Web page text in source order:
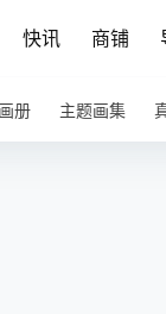
快讯 商铺
册 主题画集